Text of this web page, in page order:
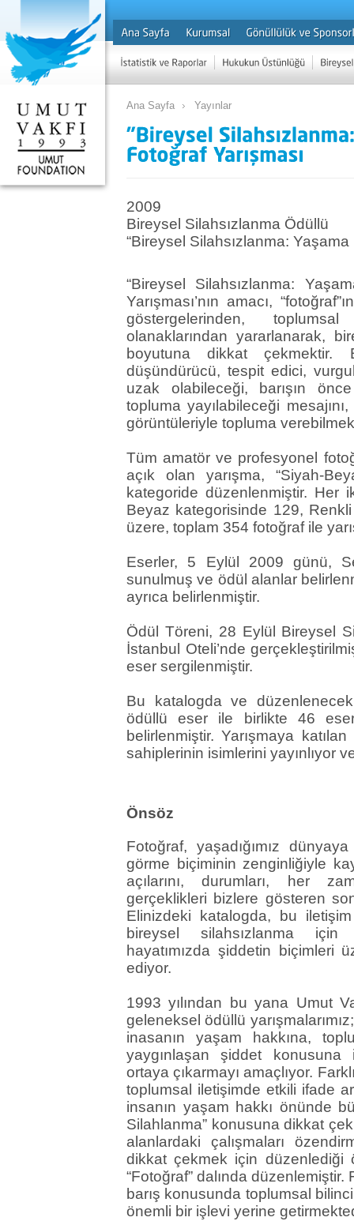
Ana Sayfa Yayınlar
2009
Bireysel Silahsızlanma Ödüllü
“Bireysel Silahsızlanma: Yaşama
“Bireysel Silahsızlanma:
Yarışması’nın amacı,
göstergelerinden,
olanaklarından yararlanarak,
boyutuna dikkat çekmektir.
düşündürücü, tespit edici,
uzak olabileceği, barışın
topluma yayılabileceği
görüntüleriyle topluma
Tüm amatör ve profesyonel
açık olan yarışma, “Siyah-
kategoride düzenlenmiştir. Her
Beyaz kategorisinde 129,
üzere, toplam 354 fotoğraf ile
Eserler, 5 Eylül 2009 günü,
sunulmuş ve ödül alanlar
ayrıca belirlenmiştir.
Ödül Töreni, 28 Eylül Bireysel
İstanbul Oteli’nde
eser sergilenmiştir.
Bu katalogda ve
ödüllü eser ile birlikte 46
belirlenmiştir. Yarışmaya
sahiplerinin isimlerini yayınlıyor
Önsöz
Fotoğraf, yaşadığımız
görme biçiminin zenginliğiyle
açılarını, durumları, her
gerçeklikleri bizlere gösteren
Elinizdeki katalogda, bu
bireysel silahsızlanma
hayatımızda şiddetin biçimleri
ediyor.
1993 yılından bu yana Umut
geleneksel ödüllü
inasanın yaşam hakkına,
yaygınlaşan şiddet konusuna
ortaya çıkarmayı amaçlıyor.
toplumsal iletişimde etkili ifade
insanın yaşam hakkı önünde
Silahlanma” konusuna dikkat
alanlardaki çalışmaları
dikkat çekmek için düzenlediği
“Fotoğraf” dalında
barış konusunda toplumsal
önemli bir işlevi yerine